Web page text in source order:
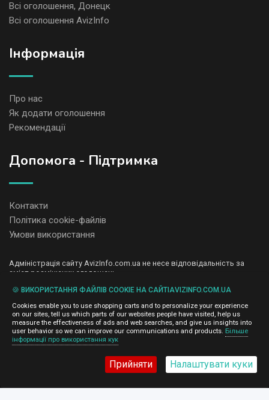
Всі оголошення, Донецк
Всі оголошення AvizInfo
Iнформація
Про нас
Як додати оголошення
Рекомендації
Допомога - Підтримка
Контакти
Політика cookie-файлів
Умови використання
Адміністрація сайту AvizInfo.com.ua не несе відповідальність за
зміст розміщених оголошень.
і не продаємо особисту інформацію зареєстрованих користувачів
AvizInfo.com.ua третім особам. Ми не відповідаємо за правила
конфіденційності сайтів на які посилається AvizInfo.com.ua. На
деяких сторінках нашого сайту представлена реклама Google
Adsense Advertising Network. Щоб дізнатися детальніше про
правила конфіденційності Google
🍪 ВИКОРИСТАННЯ ФАЙЛІВ COOKIE НА САЙТІAVIZINFO.COM.UA
Cookies enable you to use shopping carts and to personalize your experience
on our sites, tell us which parts of our websites people have visited, help us
measure the effectiveness of ads and web searches, and give us insights into
user behavior so we can improve our communications and products. Більше
інформації про використання кук
Прийняти Налаштувати куки